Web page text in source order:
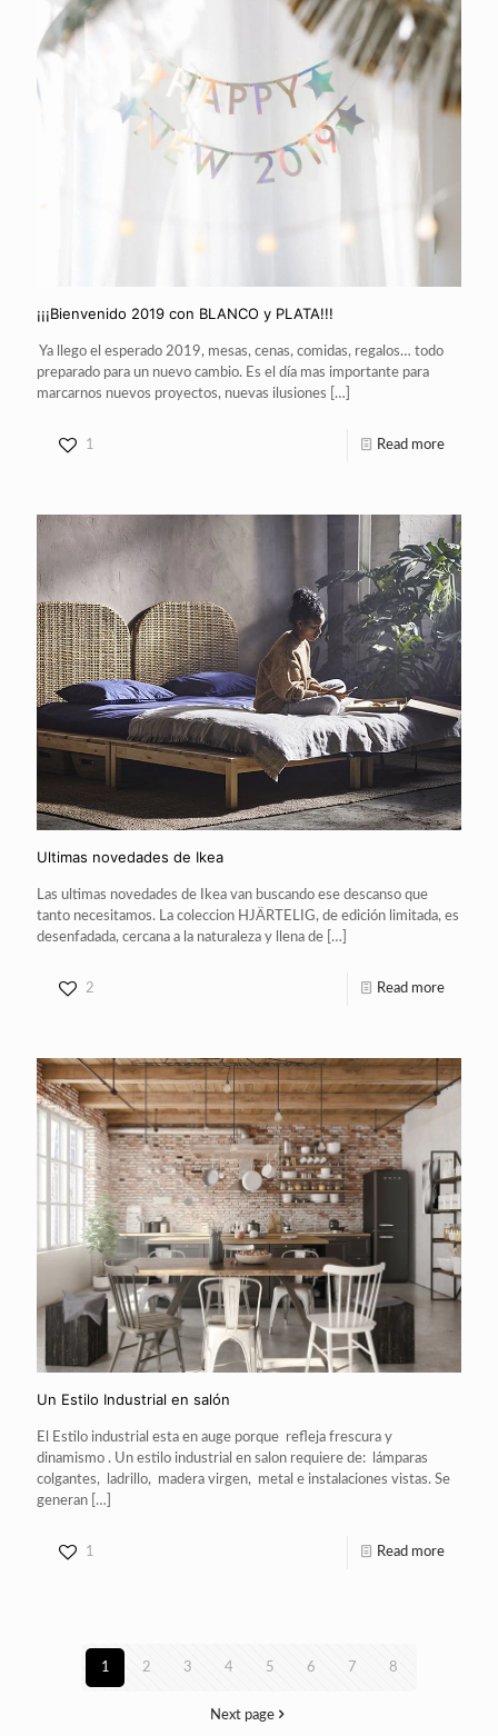
¡¡¡Bienvenido 2019 con BLANCO y PLATA!!!
Ya llego el esperado 2019, mesas, cenas, comidas, regalos… todo
preparado para un nuevo cambio. Es el día mas importante para
marcarnos nuevos proyectos, nuevas ilusiones […]
1 Read more
Ultimas novedades de Ikea
Las ultimas novedades de Ikea van buscando ese descanso que
tanto necesitamos. La coleccion HJÄRTELIG, de edición limitada, es
desenfadada, cercana a la naturaleza y llena de […]
2 Read more
Un Estilo Industrial en salón
El Estilo industrial esta en auge porque refleja frescura y
dinamismo . Un estilo industrial en salon requiere de: lámparas
colgantes, ladrillo, madera virgen, metal e instalaciones vistas. Se
generan […]
1 Read more
1 2 3 4 5 6 7 8
Next page